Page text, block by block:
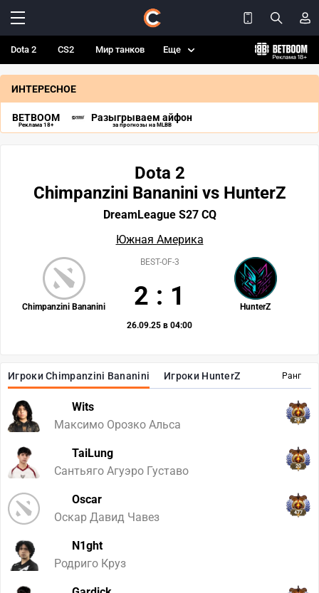
Dota 2 CS2 Мир танков Еще
ИНТЕРЕСНОЕ
BETBOOM
Реклама 18+
Разыгрываем айфон
за прогнозы на MLBB
Ранг
Игроки Chimpanzini Bananini Игроки HunterZ
Wits
Максимо Орозко Альса
297
TaiLung
Сантьяго Агуэро Густаво
20
Oscar
Оскар Давид Чавез
477
N1ght
Родриго Круз
Dota 2
Chimpanzini Bananini vs HunterZ
DreamLeague S27 CQ
Южная Америка
Chimpanzini Bananini HunterZ
BEST-OF-3
2 : 1
26.09.25 в 04:00